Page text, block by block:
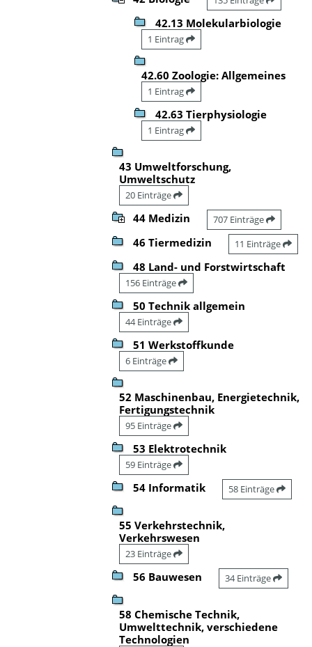
42.13 Molekularbiologie
1 Eintrag
42.60 Zoologie: Allgemeines
1 Eintrag
42.63 Tierphysiologie
1 Eintrag
43 Umweltforschung,
Umweltschutz
20 Einträge
44 Medizin 707 Einträge
46 Tiermedizin 11 Einträge
48 Land- und Forstwirtschaft
156 Einträge
50 Technik allgemein
44 Einträge
51 Werkstoffkunde
6 Einträge
52 Maschinenbau, Energietechnik,
Fertigungstechnik
95 Einträge
53 Elektrotechnik
59 Einträge
54 Informatik 58 Einträge
55 Verkehrstechnik,
Verkehrswesen
23 Einträge
56 Bauwesen 34 Einträge
58 Chemische Technik,
Umwelttechnik, verschiedene
Technologien